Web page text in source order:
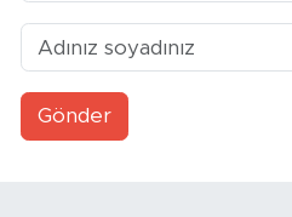
Gönder